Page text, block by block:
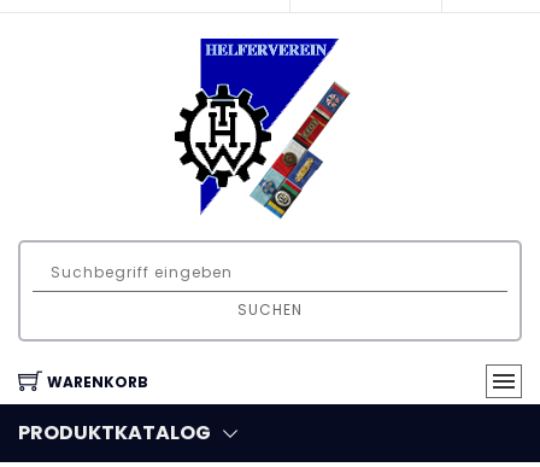
SUCHEN
WARENKORB
PRODUKTKATALOG